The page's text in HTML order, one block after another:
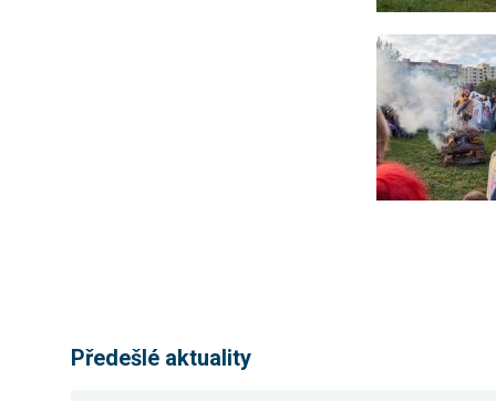
Předešlé aktuality